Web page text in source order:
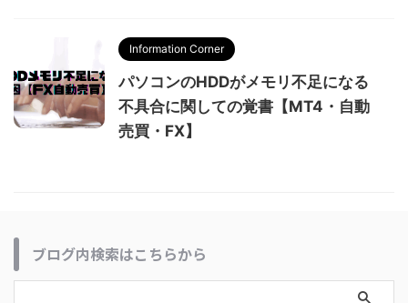
Information Corner
パソコンのHDDがメモリ不足になる
不具合に関しての覚書【MT4・自動
売買・FX】
ブログ内検索はこちらから